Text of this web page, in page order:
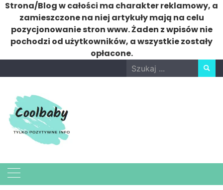
Strona/Blog w całości ma charakter reklamowy, a
zamieszczone na niej artykuły mają na celu
pozycjonowanie stron www. Żaden z wpisów nie
pochodzi od użytkowników, a wszystkie zostały
opłacone.
to
Search
for: